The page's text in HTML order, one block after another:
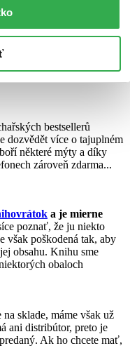
bestsellerů
dozvědět více o tajuplném
některé mýty a díky
zároveň zdarma...
a je mierne
poznať, že ju niekto
však poškodená tak, aby
obsahu. Knihu sme
obaloch
sklade, máme však už
ani distribútor, preto je
Ak ho chcete mať,